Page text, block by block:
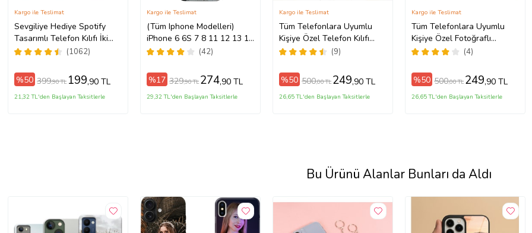
Sevgiliye Hediye Spotify
Tasarımlı Telefon Kılıfı İki
Anahtarlık Hediyeli
(1062)
Kargo ile Teslimat
%50 399,90 TL 199,90 TL
21,32 TL'den Başlayan Taksitlerle
(Tüm Iphone Modelleri)
iPhone 6 6S 7 8 11 12 13 14
15 16 17 Pro Max Plus Mini
Fotoğraflı Kılıf
(42)
Kargo ile Teslimat
%17 329,90 TL 274,90 TL
29,32 TL'den Başlayan Taksitlerle
Tüm Telefonlara Uyumlu
Kişiye Özel Telefon Kılıfı
Tüm Modeller Açıklamada
(9)
Kargo ile Teslimat
%50 500,00 TL 249,90 TL
26,65 TL'den Başlayan Taksitlerle
Tüm Telefonlara Uyumlu
Kişiye Özel Fotoğraflı
Telefon Kılıfı Modeller
(4)
Kargo ile Teslimat
%50 500,00 TL 249,90 TL
26,65 TL'den Başlayan Taksitlerle
Bu Ürünü Alanlar Bunları da Aldı